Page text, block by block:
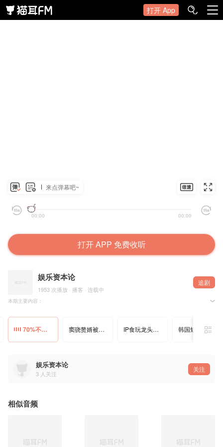
打开 App
来点弹幕吧~
00:00 00:00
打开 APP 免费收听
娱乐资本论
1953 次播放 · 播客 · 连载中
追剧
本期主要内容：
品牌 、剧集植入、 古装剧 、风险 、贴片 、创意小剧场、 短剧集 、广告市场 、招商 、内容生
00:00 2025年剧集招商市场变化与创新形式探讨
02:58 招商市场调整与创新：品牌策略与平台应对
70%不做剧植、中插跌86%，剧集招商需“新招” 窦骁赘婿被嘲：豪门婚姻成了打工人叙事 IP食玩龙头冲刺IPO，115亿赛道面临“四重困境” 韩国短剧“新三宝”：idol、十九禁与出海跳板
娱乐资本论
3 人关注
关注
相似音频